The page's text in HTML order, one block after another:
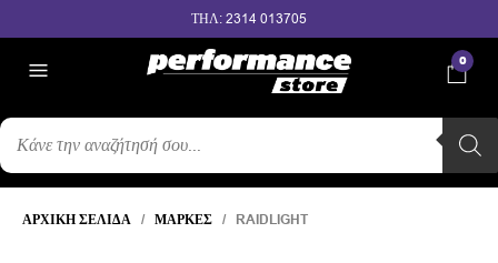
ΤΗΛ: 2314 013705
0
ΑΝΑΖΉΤΗΣΗ
ΠΡΟΪΌΝΤΩΝ
ΑΡΧΙΚΉ ΣΕΛΊΔΑ / ΜΆΡΚΕΣ / RAIDLIGHT